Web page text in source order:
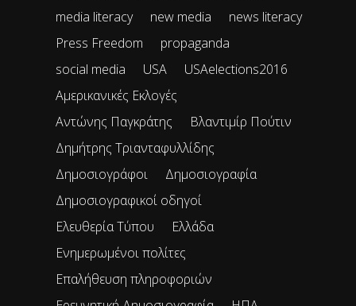
media literacy
new media
news literacy
Press Freedom
propaganda
social media
USA
USAelections2016
Αμερικανικές Εκλογές
Αντώνης Παγκράτης
Βλαντιμίρ Πούτιν
Δημήτρης Τριανταφυλλίδης
Δημοσιογράφοι
Δημοσιογραφία
Δημοσιογραφικοί οδηγοί
Ελευθερία Τύπου
Ελλάδα
Ενημερωμένοι πολίτες
Επαλήθευση πληροφοριών